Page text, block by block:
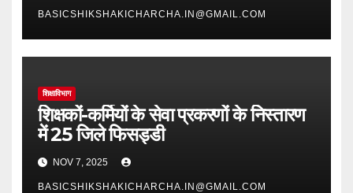
BASICSHIKSHAKICHARCHA.IN@GMAIL.COM
शिक्षाविभाग
शिक्षकों-कर्मियों के सेवा प्रकरणों के निस्तारण
में 25 जिले फिसड्डी
NOV 7, 2025
BASICSHIKSHAKICHARCHA.IN@GMAIL.COM